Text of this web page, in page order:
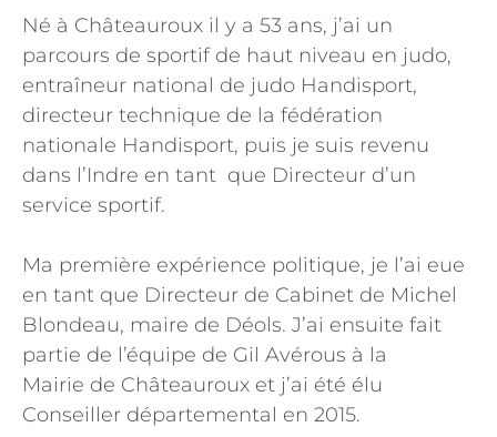
Né à Châteauroux il y a 53 ans, j’ai un
parcours de sportif de haut niveau en judo,
entraîneur national de judo Handisport,
directeur technique de la fédération
nationale Handisport, puis je suis revenu
dans l’Indre en tant que Directeur d’un
service sportif.
Ma première expérience politique, je l’ai eue
en tant que Directeur de Cabinet de Michel
Blondeau, maire de Déols. J’ai ensuite fait
partie de l’équipe de Gil Avérous à la
Mairie de Châteauroux et j’ai été élu
Conseiller départemental en 2015.